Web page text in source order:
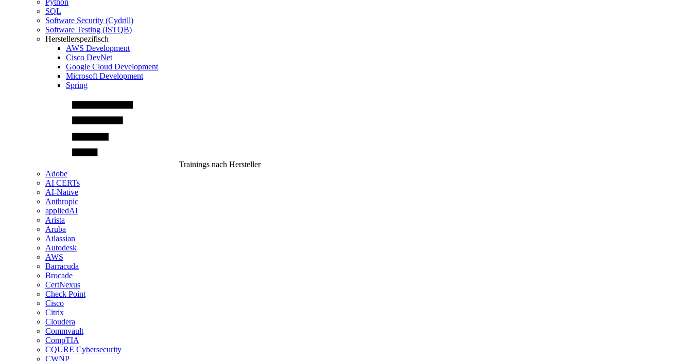
Python
SQL
Software Security (Cydrill)
Software Testing (ISTQB)
Herstellerspezifisch
AWS Development
Cisco DevNet
Google Cloud Development
Microsoft Development
Spring
Trainings nach Hersteller
Adobe
AI CERTs
AI-Native
Anthropic
appliedAI
Arista
Aruba
Atlassian
Autodesk
AWS
Barracuda
Brocade
CertNexus
Check Point
Cisco
Citrix
Cloudera
Commvault
CompTIA
CQURE Cybersecurity
CWNP